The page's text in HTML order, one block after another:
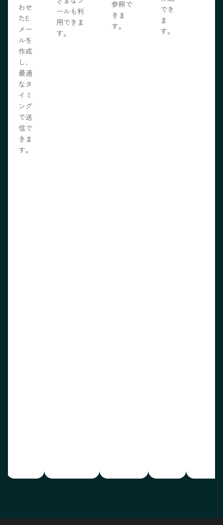
わせ
たE
メー
ルを
作成
し、
最適
なタ
イミ
ング
で送
信で
きま
す。
ールも利
用できま
す。
参照で
きま
す。
でき
ま
す。